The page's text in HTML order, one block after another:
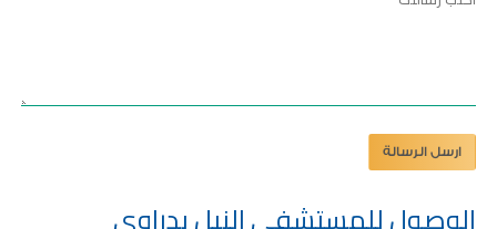
ارسل الرسالة